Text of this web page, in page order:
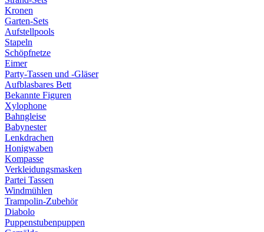
Kronen
Garten-Sets
Aufstellpools
Stapeln
Schöpfnetze
Eimer
Party-Tassen und -Gläser
Aufblasbares Bett
Bekannte Figuren
Xylophone
Bahngleise
Babynester
Lenkdrachen
Honigwaben
Kompasse
Verkleidungsmasken
Partei Tassen
Windmühlen
Trampolin-Zubehör
Diabolo
Puppenstubenpuppen